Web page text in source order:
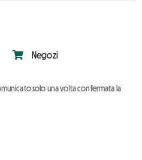
Negozi
solo una volta confermata la